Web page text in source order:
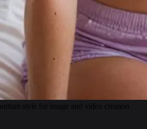
style for image and video creation